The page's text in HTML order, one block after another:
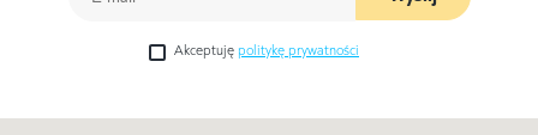
Akceptuję politykę prywatności